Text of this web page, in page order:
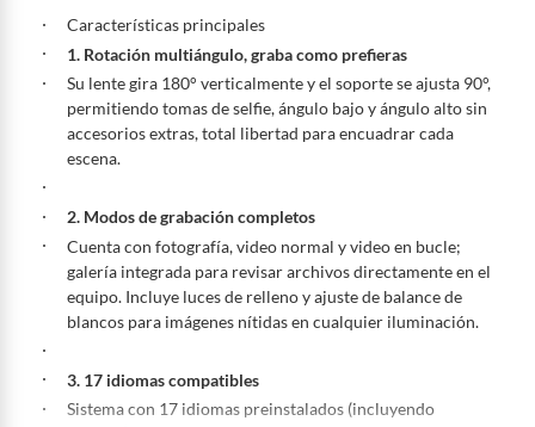
otras con restricciones y algunas que no se pueden devolver ni cambiar.
Productos vendidos porFalabella, Tottus y otros vendedores tienen:
48 horas: cemento, mezclas de hormigón, morteros, yeso y otros
productos para asfalto, hormigón, albañilería.
7 días: colchones y productos de combustión.
48 horas: cemento, mezclas de hormigón, morteros, yeso y otros
productos para asfalto.
7 días: productos eléctricos o a combustión, electrodomésticos,
tecnología, línea blanca, colchones, muebles, bicicletas y
máquinas.
No se pueden devolver o cambiar bajo cambio de opinión
Productos de compra internacional.
Características principales
1. Rotación multiángulo, graba como prefieras
Su lente gira 180° verticalmente y el soporte se ajusta 90°,
permitiendo tomas de selfie, ángulo bajo y ángulo alto sin
accesorios extras, total libertad para encuadrar cada
escena.
2. Modos de grabación completos
Cuenta con fotografía, video normal y video en bucle;
galería integrada para revisar archivos directamente en el
equipo. Incluye luces de relleno y ajuste de balance de
blancos para imágenes nítidas en cualquier iluminación.
3. 17 idiomas compatibles
Sistema con 17 idiomas preinstalados (incluyendo